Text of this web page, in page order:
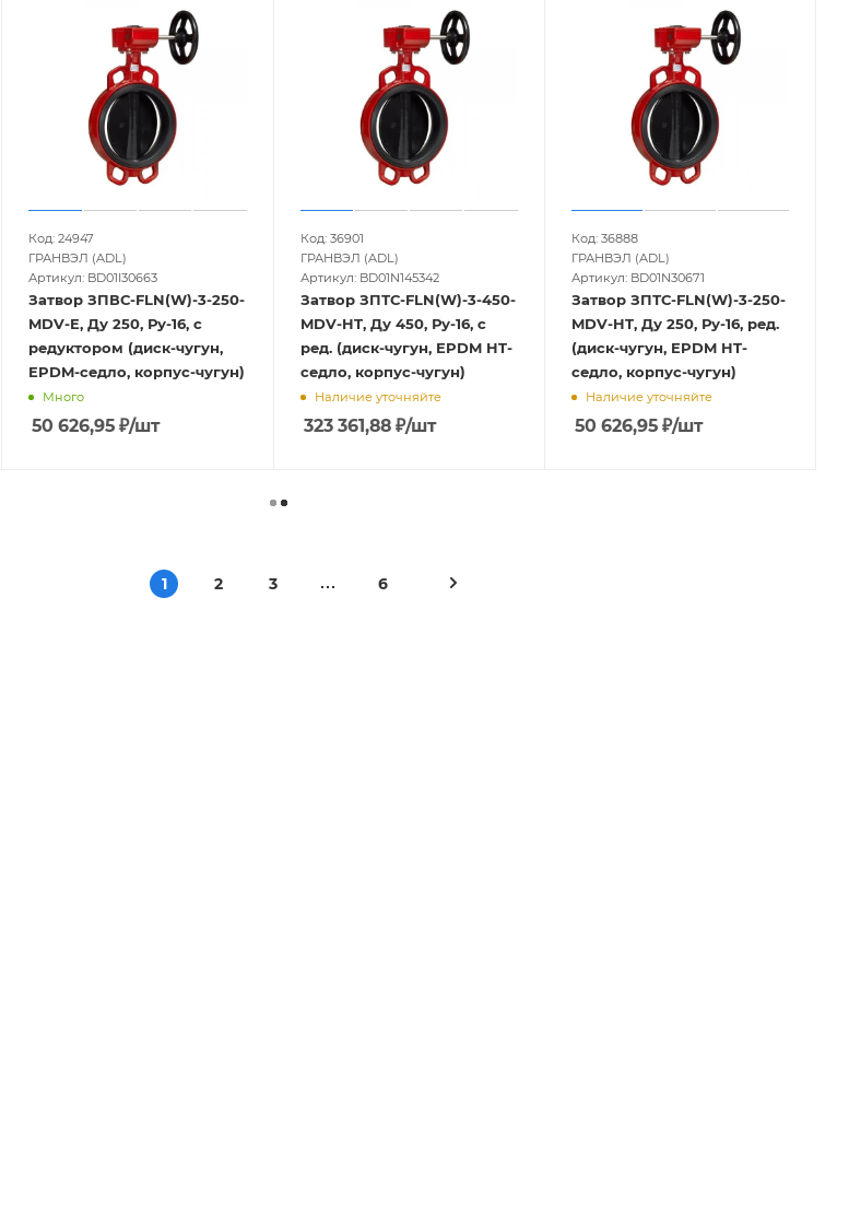
Код: 24947
ГРАНВЭЛ (ADL)
Артикул: BD01I30663
Затвор ЗПВС-FLN(W)-3-250-
MDV-E, Ду 250, Ру-16, с
редуктором (диск-чугун,
EPDM-седло, корпус-чугун)
Много
50 626,95 ₽/шт
Код: 36901
ГРАНВЭЛ (ADL)
Артикул: BD01N145342
Затвор ЗПТС-FLN(W)-3-450-
MDV-HT, Ду 450, Ру-16, с
ред. (диск-чугун, EPDM HT-
седло, корпус-чугун)
Наличие уточняйте
323 361,88₽/шт
Код: 36888
ГРАНВЭЛ (ADL)
Артикул: BD01N30671
Затвор ЗПТС-FLN(W)-3-250-
MDV-HT, Ду 250, Ру-16, ред.
(диск-чугун, EPDM HT-
седло, корпус-чугун)
Наличие уточняйте
50 626,95₽/шт
1 2 3 6